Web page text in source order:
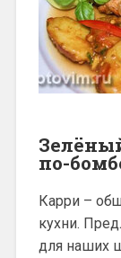
по-
Карри –
кухни.
для наших